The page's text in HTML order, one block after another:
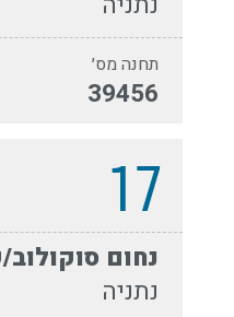
תחנה מס׳
39456
17
נחום
נתניה